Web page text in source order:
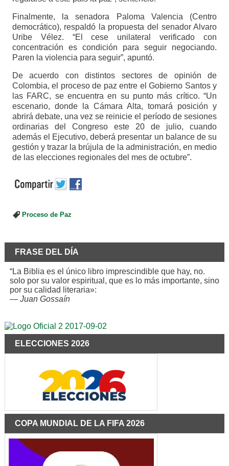
Finalmente, la senadora Paloma Valencia (Centro
democrático), respaldó la propuesta del senador Alvaro
Uribe Vélez. “El cese unilateral verificado con
concentración es condición para seguir negociando.
Paren la violencia para seguir”, apuntó.
De acuerdo con distintos sectores de opinión de
Colombia, el proceso de paz entre el Gobierno Santos y
las FARC, se encuentra en su punto más crítico. “Un
escenario, donde la Cámara Alta, tomará posición y
abrirá debate, una vez se reinicie el período de sesiones
ordinarias del Congreso este 20 de julio, cuando
además el Ejecutivo, deberá presentar un balance de su
gestión y trazar la brújula de la administración, en medio
de las elecciones regionales del mes de octubre”.
Proceso de Paz
FRASE DEL DÍA
“La Biblia es el único libro imprescindible que hay, no.
solo por su valor espiritual, que es lo más importante, sino
por su calidad literaria»:
— Juan Gossaín
ELECCIONES 2026
COPA MUNDIAL DE LA FIFA 2026